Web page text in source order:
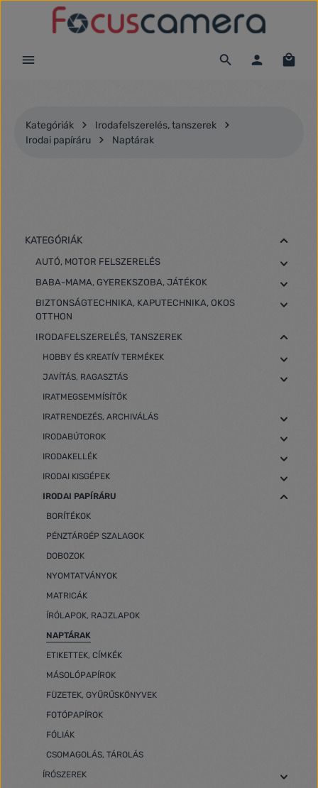
Ugrás a fő tartalomra
Kategóriák
Irodafelszerelés, tanszerek
Irodai papíráru
Naptárak
KATEGÓRIÁK
AUTÓ, MOTOR FELSZERELÉS
BABA-MAMA, GYEREKSZOBA, JÁTÉKOK
BIZTONSÁGTECHNIKA, KAPUTECHNIKA, OKOS
OTTHON
IRODAFELSZERELÉS, TANSZEREK
HOBBY ÉS KREATÍV TERMÉKEK
JAVÍTÁS, RAGASZTÁS
IRATMEGSEMMÍSÍTŐK
IRATRENDEZÉS, ARCHIVÁLÁS
IRODABÚTOROK
IRODAKELLÉK
IRODAI KISGÉPEK
IRODAI PAPÍRÁRU
BORÍTÉKOK
PÉNZTÁRGÉP SZALAGOK
DOBOZOK
NYOMTATVÁNYOK
MATRICÁK
ÍRÓLAPOK, RAJZLAPOK
NAPTÁRAK
ETIKETTEK, CÍMKÉK
MÁSOLÓPAPÍROK
FÜZETEK, GYŰRŰSKÖNYVEK
FOTÓPAPÍROK
FÓLIÁK
CSOMAGOLÁS, TÁROLÁS
ÍRÓSZEREK